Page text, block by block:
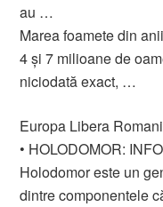
au …
Marea foamete din
4 și 7 milioane de
niciodată exact, …
Europa Libera
• HOLODOMOR:
Holodomor este un
dintre componentele